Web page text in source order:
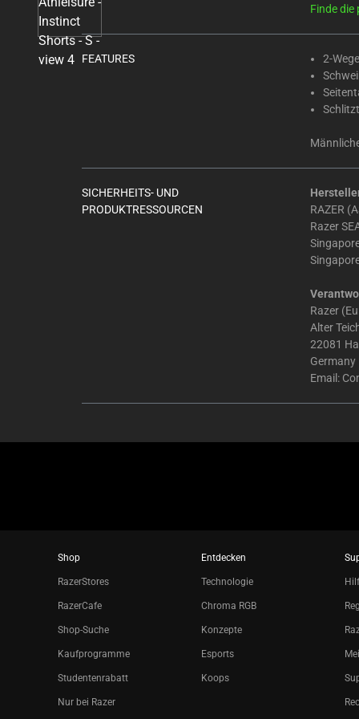
Finde die
FEATURES
2-
SICHERHEITS- UND
PRODUKTRESSOURCEN
RAZER
Razer
Razer
Alter
22081
Germany
Email:
Shop
RazerStores
RazerCafe
Shop-Suche
Kaufprogramme
Studentenrabatt
Nur bei Razer
Entdecken
Technologie
Chroma RGB
Konzepte
Esports
Koops